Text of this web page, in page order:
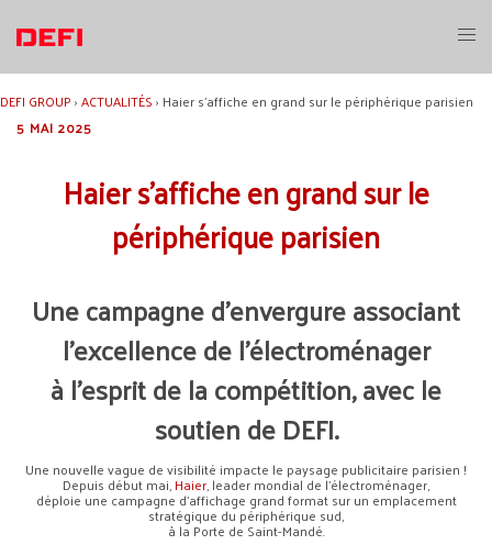
contenu
DEFI GROUP›ACTUALITÉS› Haier s’affiche en grand sur le périphérique parisien
5 MAI 2025
Haier s’affiche en grand sur le
périphérique parisien
Une campagne d’envergure associant
l’excellence de l’électroménager
à l’esprit de la compétition, avec le
soutien deDEFI.
Une nouvelle vague de visibilité impacte le paysage publicitaire parisien !
Depuis début mai,Haier, leader mondial de l’électroménager,
déploie une campagne d’affichage grand format sur un emplacement
stratégique du périphérique sud,
à la Porte de Saint-Mandé.